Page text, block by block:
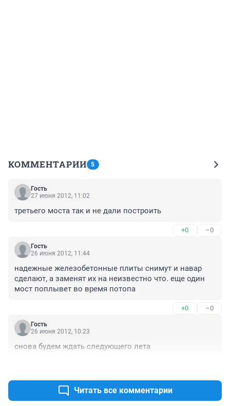
КОММЕНТАРИИ 5
Гость
27 июня 2012, 11:02
третьего моста так и не дали построить
+0 –0
Гость
26 июня 2012, 11:44
надежные железобетонные плиты снимут и навар
сделают, а заменят их на неизвестно что. еще один
мост поплывет во время потопа
+0 –0
Гость
26 июня 2012, 10:23
снова будем ждать следующего лета
Читать все комментарии